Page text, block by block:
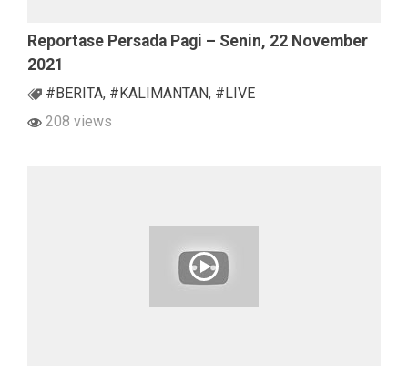
Reportase Persada Pagi – Senin, 22 November
2021
#BERITA, #KALIMANTAN, #LIVE
208 views